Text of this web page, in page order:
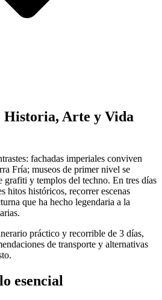
Historia, Arte y Vida
fachadas imperiales conviven
Fría; museos de primer nivel se
grafiti y templos del techno. En tres días
hitos históricos, recorrer escenas
que ha hecho legendaria a la
práctico y recorrible de 3 días,
de transporte y alternativas
esencial